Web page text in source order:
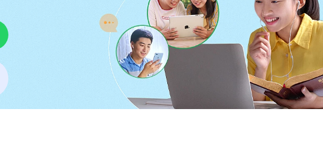
长拿出一根约一米长的细绳子把我的双手绑上，套在双膝下面固定
一头绑在我的脖子上，另一头拴到下体上。前面的人把我往后推，
我不让歪倒，他们逼着我走。我走得慢了，后边的人就用脚踢，走
受，又感觉很受羞辱。号长还讥笑说：“你们的神怎么不来给你解
得有点迷糊了。号长突然问我：“你接待的那个人在哪儿？”我不
了，就不停地呼求神。大概过了十几分钟，我疼得昏了过去。半夜
长虽然知道我信神，可他怎么知道我接待外地人？他怎么跟警察